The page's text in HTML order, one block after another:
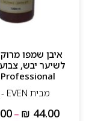
איבן שמפו
לשיער יבש,
Professional
מבית EVEN - איבן
₪ 44.00
–